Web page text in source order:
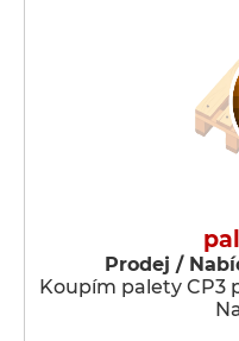
Prodej /
Koupím palety CP3